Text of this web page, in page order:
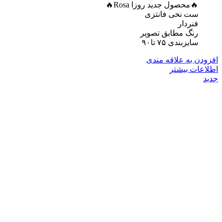
🔥محصول جدید روزا Rosa🔥
ست نخی فانتزی
فنردار
رنگ مطابق تصویر
سایزبندی ۷۵ تا۹۰
افزودن به علاقه مندی
اطلاعات بیشتر
جدید